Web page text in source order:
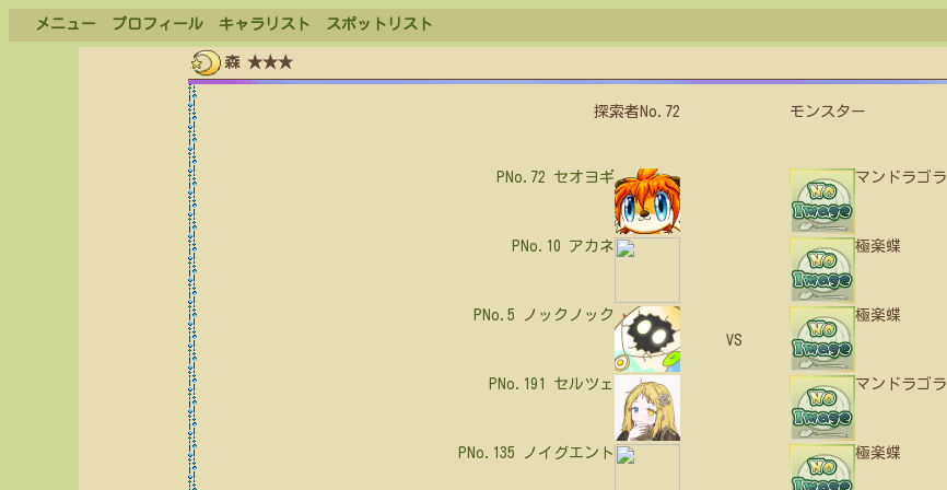
メニュー プロフィール キャラリスト スポットリスト
森 ★★★
探索者No.72 モンスター
PNo.72 セオヨギ
VS
マンドラゴラ
PNo.10 アカネ 極楽蝶
PNo.5 ノックノック 極楽蝶
PNo.191 セルツェ マンドラゴラ
PNo.135 ノイグエント 極楽蝶